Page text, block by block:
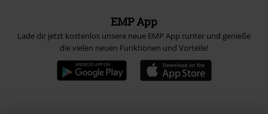
EMP App
Lade dir jetzt kostenlos unsere neue EMP App runter und genieße
die vielen neuen Funktionen und Vorteile!